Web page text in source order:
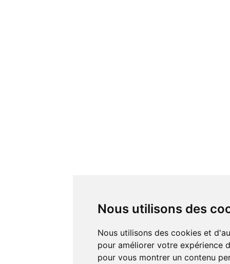
Nous utilisons des
Nous utilisons des cookies et d'autres technologies de suivi
pour améliorer votre expérience
pour vous montrer un contenu